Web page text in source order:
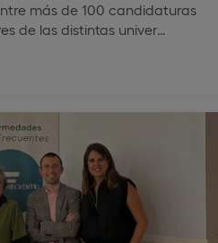
más de 100 candidaturas
de las distintas univer…